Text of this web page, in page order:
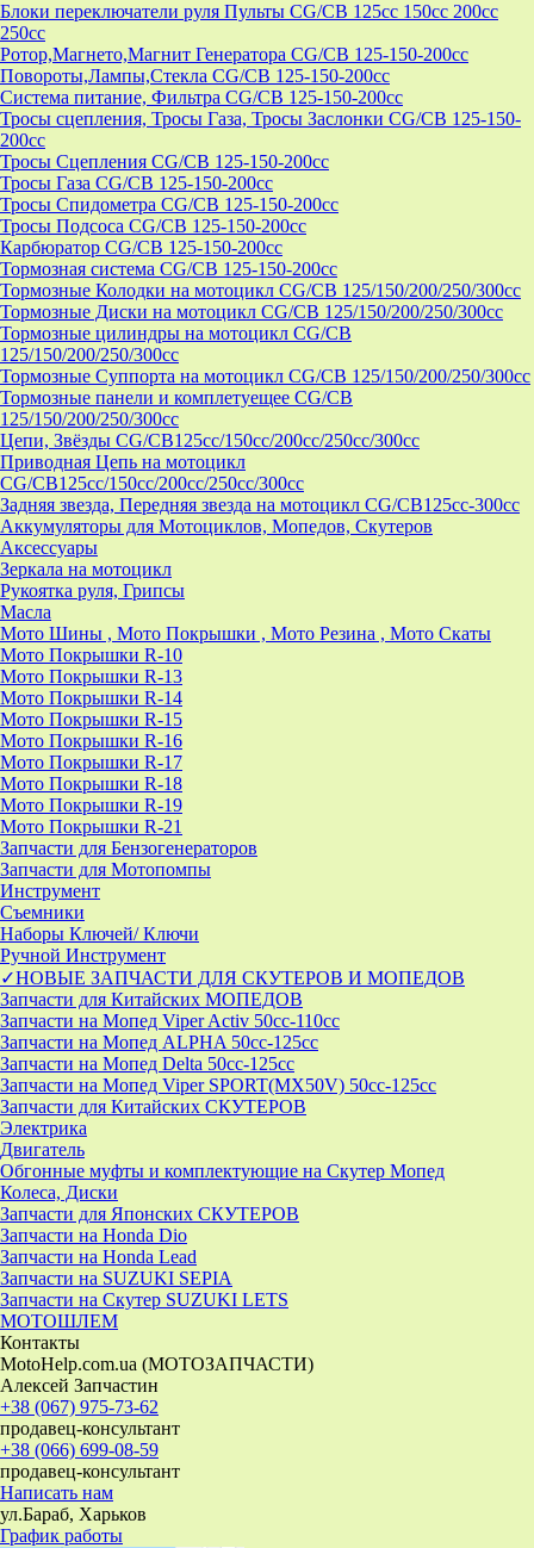
Блоки переключатели руля Пульты CG/CB 125cc 150cc 200cc
250cc
Ротор,Магнето,Магнит Генератора CG/CB 125-150-200cc
Повороты,Лампы,Стекла CG/CB 125-150-200cc
Система питание, Фильтра CG/CB 125-150-200cc
Тросы сцепления, Тросы Газа, Тросы Заслонки CG/CB 125-150-
200cc
Тросы Сцепления CG/CB 125-150-200cc
Тросы Газа CG/CB 125-150-200cc
Тросы Спидометра CG/CB 125-150-200cc
Тросы Подсоса CG/CB 125-150-200cc
Карбюратор CG/CB 125-150-200cc
Тормозная система CG/CB 125-150-200cc
Тормозные Колодки на мотоцикл CG/CB 125/150/200/250/300cc
Тормозные Диски на мотоцикл CG/CB 125/150/200/250/300cc
Тормозные цилиндры на мотоцикл CG/CB
125/150/200/250/300cc
Тормозные Суппорта на мотоцикл CG/CB 125/150/200/250/300cc
Тормозные панели и комплетуещее CG/CB
125/150/200/250/300cc
Цепи, Звёзды CG/CB125cc/150cc/200cc/250cc/300cc
Приводная Цепь на мотоцикл
CG/CB125cc/150cc/200cc/250cc/300cc
Задняя звезда, Передняя звезда на мотоцикл CG/CB125cc-300сс
Аккумуляторы для Мотоциклов, Мопедов, Скутеров
Аксессуары
Зеркала на мотоцикл
Рукоятка руля, Грипсы
Масла
Мото Шины , Мото Покрышки , Мото Резина , Мото Скаты
Мото Покрышки R-10
Мото Покрышки R-13
Мото Покрышки R-14
Мото Покрышки R-15
Мото Покрышки R-16
Мото Покрышки R-17
Мото Покрышки R-18
Мото Покрышки R-19
Мото Покрышки R-21
Запчасти для Бензогенераторов
Запчасти для Мотопомпы
Инструмент
Съемники
Наборы Ключей/ Ключи
Ручной Инструмент
✓НОВЫЕ ЗАПЧАСТИ ДЛЯ СКУТЕРОВ И МОПЕДОВ
Запчасти для Китайских МОПЕДОВ
Запчасти на Мопед Viper Activ 50cc-110cc
Запчасти на Мопед ALPHA 50cc-125cc
Запчасти на Мопед Delta 50cc-125cc
Запчасти на Мопед Viper SPORT(MX50V) 50cc-125cc
Запчасти для Китайских СКУТЕРОВ
Электрика
Двигатель
Обгонные муфты и комплектующие на Скутер Мопед
Колеса, Диски
Запчасти для Японских СКУТЕРОВ
Запчасти на Honda Dio
Запчасти на Honda Lead
Запчасти на SUZUKI SEPIA
Запчасти на Скутер SUZUKI LETS
МОТОШЛЕМ
Контакты
MotoHelp.com.ua (МОТОЗАПЧАСТИ)
Алексей Запчастин
+38 (067) 975-73-62
продавец-консультант
+38 (066) 699-08-59
продавец-консультант
Написать нам
ул.Бараб, Харьков
График работы